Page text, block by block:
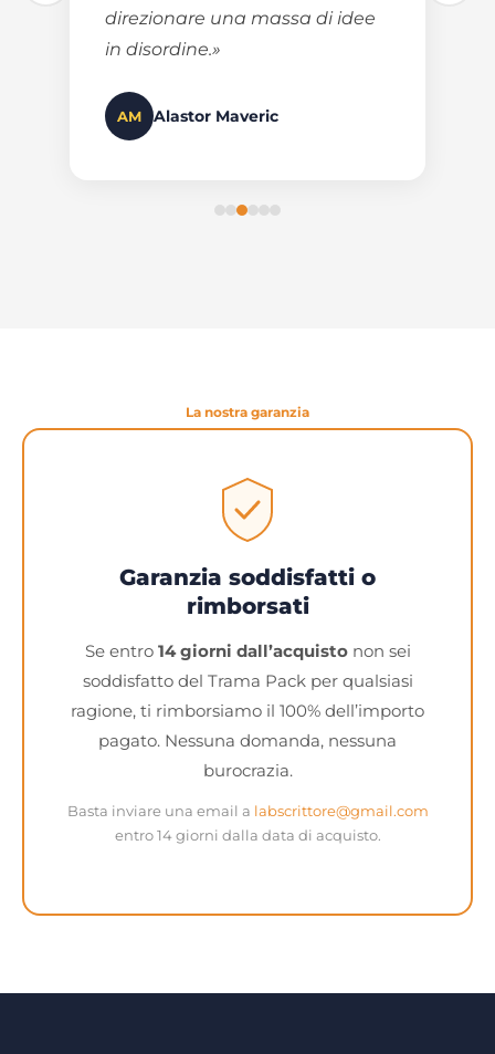
direzionare una massa di idee
in disordine.»
AM Alastor Maveric
La nostra garanzia
Garanzia soddisfatti o
rimborsati
Se entro 14 giorni dall’acquistonon sei
soddisfatto del Trama Pack per qualsiasi
ragione, ti rimborsiamo il 100% dell’importo
pagato. Nessuna domanda, nessuna
burocrazia.
Basta inviare una email a labscrittore@gmail.com
entro 14 giorni dalla data di acquisto.